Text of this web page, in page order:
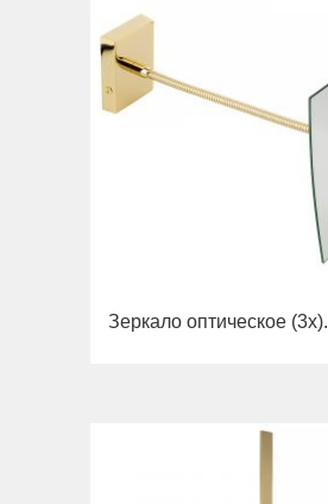
Зеркало оптическое (3х).